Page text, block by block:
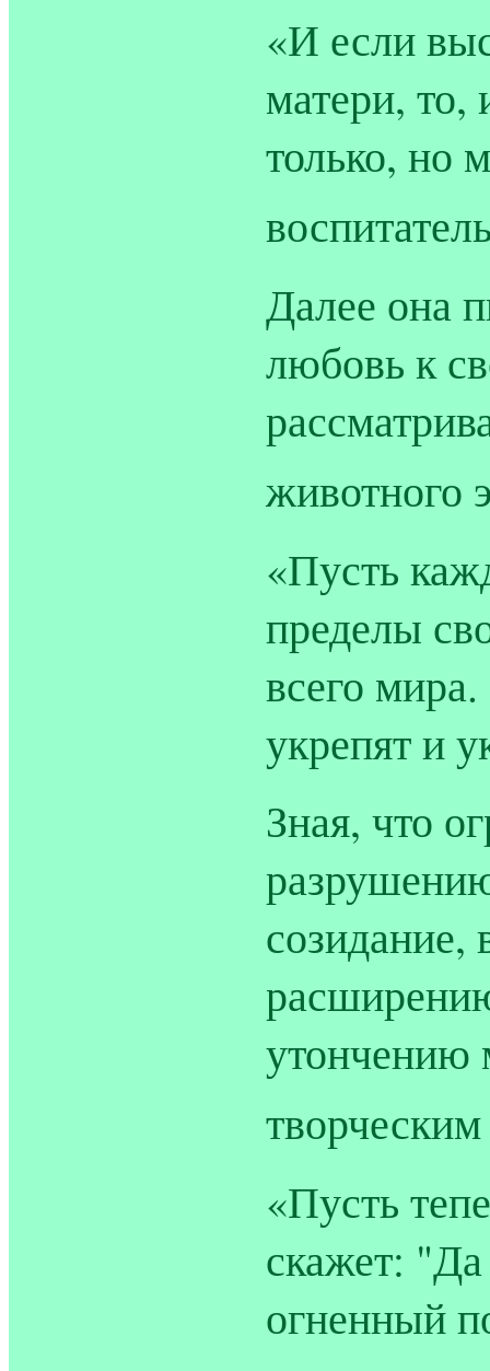
«И если
матери, то,
только, но
Далее она
любовь к
животного
«Пусть
пределы
всего
укрепят и
Зная, что
созидание,
утончению
«Пусть
скажет: "Да
огненный